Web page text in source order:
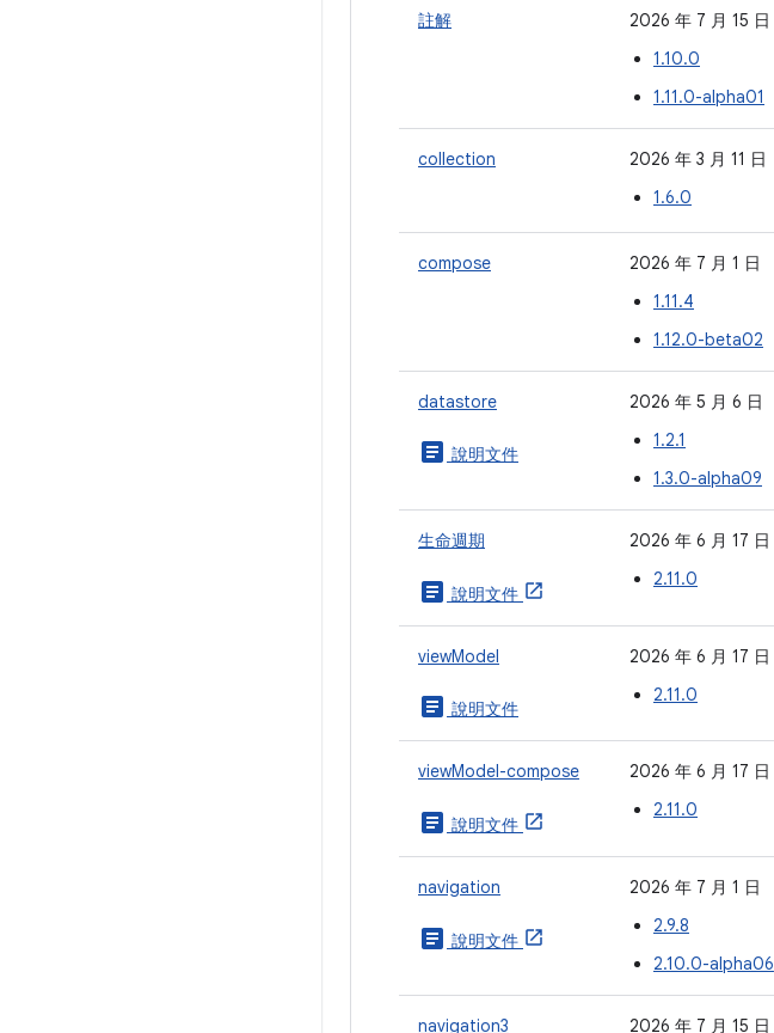
註解
2026 年 7 月 15 日
1.10.0
1.11.0-alpha01
collection
2026 年 3 月 11 日
1.6.0
compose
2026 年 7 月 1 日
1.11.4
1.12.0-beta02
datastore
article 說明文件
2026 年 5 月 6 日
1.2.1
1.3.0-alpha09
生命週期
article 說明文件
2026 年 6 月 17 日
2.11.0
viewModel
article 說明文件
2026 年 6 月 17 日
2.11.0
viewModel-compose
article 說明文件
2026 年 6 月 17 日
2.11.0
navigation
article 說明文件
2026 年 7 月 1 日
2.9.8
2.10.0-alpha06
navigation3
2026 年 7 月 15 日